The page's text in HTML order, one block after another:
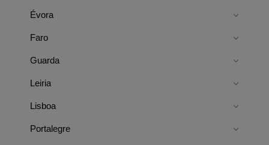
Évora
Faro
Guarda
Leiria
Lisboa
Portalegre